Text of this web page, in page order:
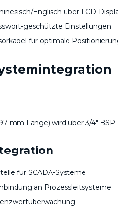
Englisch über LCD-
geschützte Einstellungen
für optimale
mm Länge) wird über 3/4"
für SCADA-Systeme
an Prozessleitsysteme